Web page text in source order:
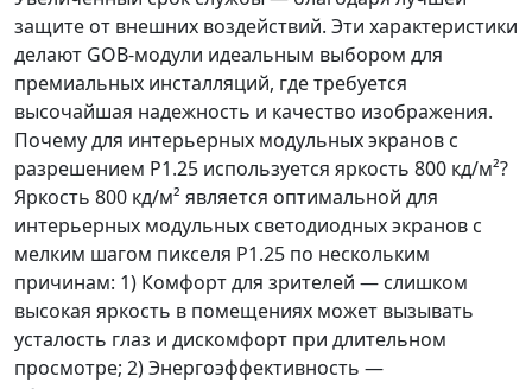
защите от внешних воздействий. Эти характеристики
делают GOB-модули идеальным выбором для
премиальных инсталляций, где требуется
высочайшая надежность и качество изображения.
Почему для интерьерных модульных экранов с
разрешением P1.25 используется яркость 800 кд/м²?
Яркость 800 кд/м² является оптимальной для
интерьерных модульных светодиодных экранов с
мелким шагом пикселя P1.25 по нескольким
причинам: 1) Комфорт для зрителей — слишком
высокая яркость в помещениях может вызывать
усталость глаз и дискомфорт при длительном
просмотре; 2) Энергоэффективность —